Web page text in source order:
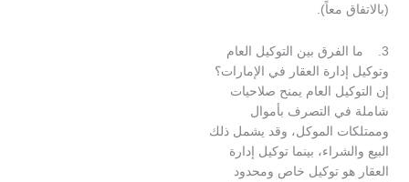
معاً).
بين التوكيل العام
العقار في الإمارات؟
العام يمنح صلاحيات
التصرف بأموال
الموكل، وقد يشمل ذلك
بينما توكيل إدارة
توكيل خاص ومحدود